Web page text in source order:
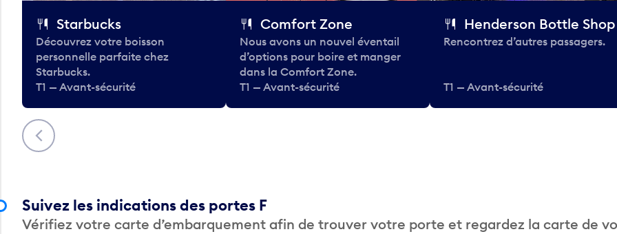
Précédent
Starbucks
Découvrez votre boisson
personnelle parfaite chez
Starbucks.
T1 — Avant-sécurité
Comfort Zone
Nous avons un nouvel éventail
d’options pour boire et manger
dans la Comfort Zone.
T1 — Avant-sécurité
Henderson Bottle Shop
Rencontrez d’autres passagers.
T1 — Avant-sécurité
Suivez les indications des portes F
Vérifiez votre carte d’embarquement afin de trouver votre porte et regardez la carte de